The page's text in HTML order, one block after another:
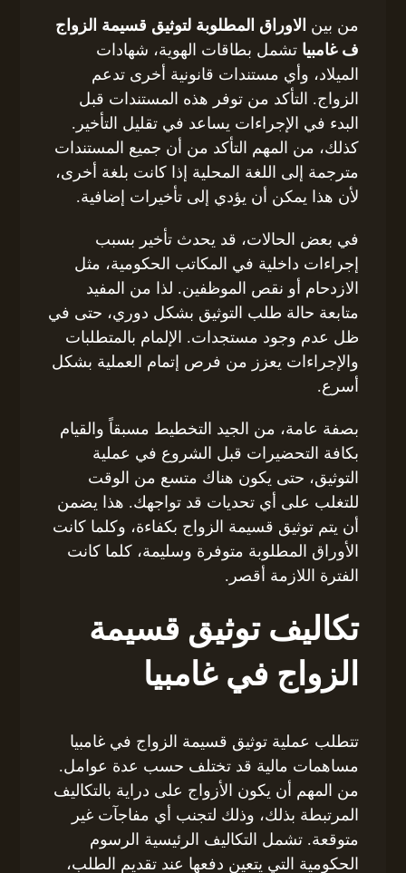
من بين الاوراق المطلوبة لتوثيق قسيمة الزواج
ف غامبيا تشمل بطاقات الهوية، شهادات
الميلاد، وأي مستندات قانونية أخرى تدعم
الزواج. التأكد من توفر هذه المستندات قبل
البدء في الإجراءات يساعد في تقليل التأخير.
كذلك، من المهم التأكد من أن جميع المستندات
مترجمة إلى اللغة المحلية إذا كانت بلغة أخرى،
لأن هذا يمكن أن يؤدي إلى تأخيرات إضافية.
في بعض الحالات، قد يحدث تأخير بسبب
إجراءات داخلية في المكاتب الحكومية، مثل
الازدحام أو نقص الموظفين. لذا من المفيد
متابعة حالة طلب التوثيق بشكل دوري، حتى في
ظل عدم وجود مستجدات. الإلمام بالمتطلبات
والإجراءات يعزز من فرص إتمام العملية بشكل
أسرع.
بصفة عامة، من الجيد التخطيط مسبقاً والقيام
بكافة التحضيرات قبل الشروع في عملية
التوثيق، حتى يكون هناك متسع من الوقت
للتغلب على أي تحديات قد تواجهك. هذا يضمن
أن يتم توثيق قسيمة الزواج بكفاءة، وكلما كانت
الأوراق المطلوبة متوفرة وسليمة، كلما كانت
الفترة اللازمة أقصر.
تكاليف توثيق قسيمة
الزواج في غامبيا
تتطلب عملية توثيق قسيمة الزواج في غامبيا
مساهمات مالية قد تختلف حسب عدة عوامل.
من المهم أن يكون الأزواج على دراية بالتكاليف
المرتبطة بذلك، وذلك لتجنب أي مفاجآت غير
متوقعة. تشمل التكاليف الرئيسية الرسوم
الحكومية التي يتعين دفعها عند تقديم الطلب،